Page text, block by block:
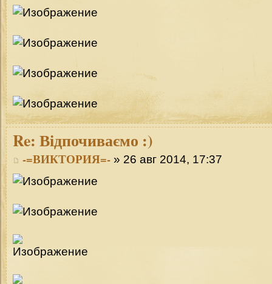
Re: Відпочиваємо :)
-=ВИКТОРИЯ=- » 26 авг 2014, 17:37